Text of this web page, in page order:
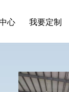
心 我要定制